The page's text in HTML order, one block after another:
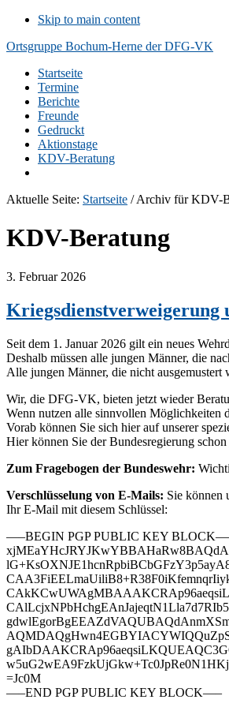
Skip to main content
Ortsgruppe Bochum-Herne der DFG-VK
Startseite
Termine
Berichte
Freunde
Gedruckt
Aktionstage
KDV-Beratung
Aktuelle Seite: Startseite /Archiv für KDV-
KDV-Beratung
3. Februar 2026
Kriegsdienstverweigerung
Seit dem 1. Januar 2026 gilt ein neues
Deshalb müssen alle jungen Männer, die
Alle jungen Männer, die nicht
Wir, die DFG-VK, bieten jetzt wieder
Wenn nutzen alle sinnvollen
Vorab können Sie sich hier auf unserer
Hier können Sie der Bundesregierung
Zum Fragebogen der Bundeswehr:
Verschlüsselung von E-Mails: Sie können
Ihr E-Mail mit diesem Schlüssel:
—–BEGIN PGP PUBLIC KEY
=Jc0M
—–END PGP PUBLIC KEY BLOCK—–